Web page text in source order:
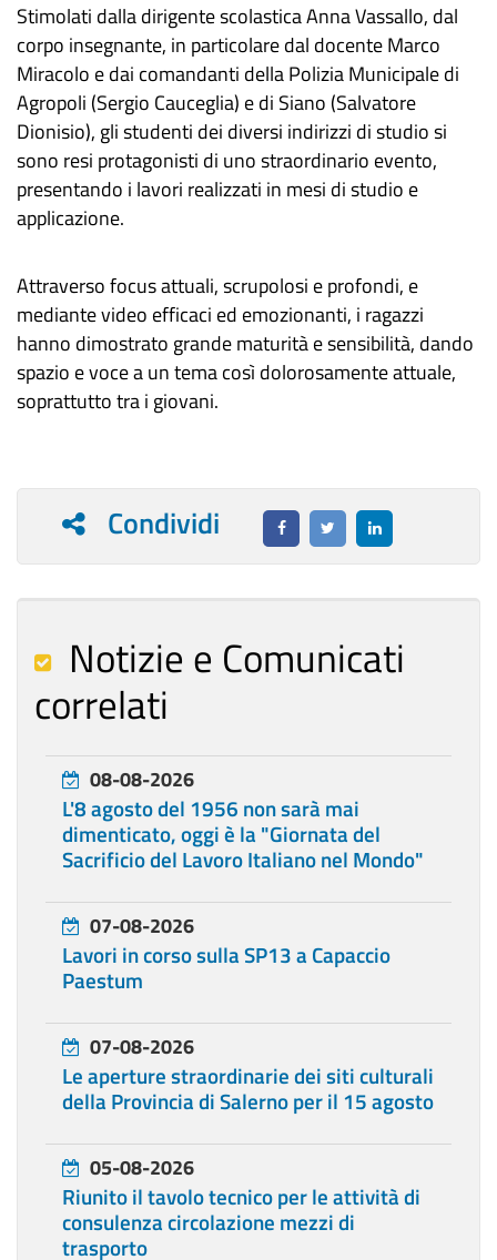
Stimolati dalla dirigente scolastica Anna Vassallo, dal
corpo insegnante, in particolare dal docente Marco
Miracolo e dai comandanti della Polizia Municipale di
Agropoli (Sergio Cauceglia) e di Siano (Salvatore
Dionisio), gli studenti dei diversi indirizzi di studio si
sono resi protagonisti di uno straordinario evento,
presentando i lavori realizzati in mesi di studio e
applicazione.
Attraverso focus attuali, scrupolosi e profondi, e
mediante video efficaci ed emozionanti, i ragazzi
hanno dimostrato grande maturità e sensibilità, dando
spazio e voce a un tema così dolorosamente attuale,
soprattutto tra i giovani.
Condividi
Notizie e Comunicati
correlati
08-08-2026
L'8 agosto del 1956 non sarà mai
dimenticato, oggi è la "Giornata del
Sacrificio del Lavoro Italiano nel Mondo"
07-08-2026
Lavori in corso sulla SP13 a Capaccio
Paestum
07-08-2026
Le aperture straordinarie dei siti culturali
della Provincia di Salerno per il 15 agosto
05-08-2026
Riunito il tavolo tecnico per le attività di
consulenza circolazione mezzi di
trasporto